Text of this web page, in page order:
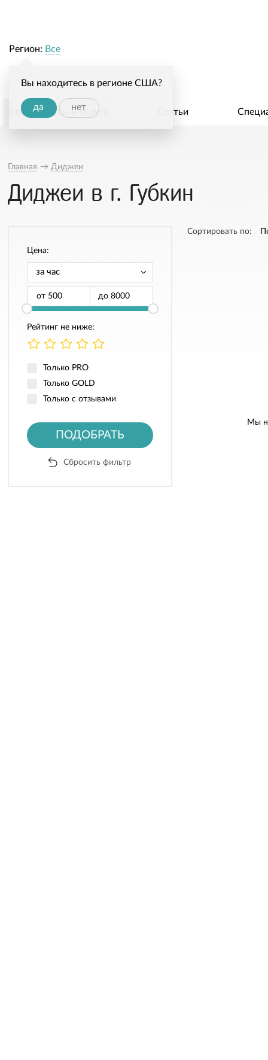
Регион: Все
Вы находитесь в регионе США?
да нет
Специалисты и услуги Статьи
Главная → Диджеи
Диджеи в г. Губкин
Цена:
от до
Рейтинг не ниже:
Только PRO
Только GOLD
Только с отзывами
ПОДОБРАТЬ
Сбросить фильтр
Сортировать по:
Мы